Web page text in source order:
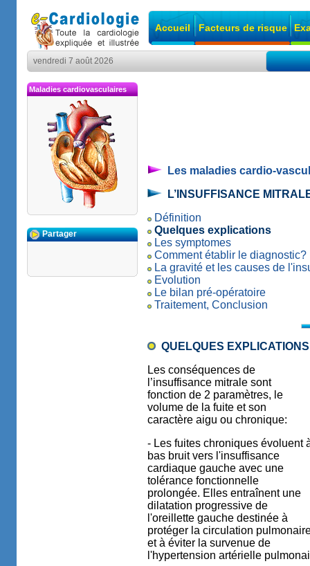
Accueil Facteurs de risque
vendredi 7 août 2026
Maladies cardiovasculaires
Partager
Les maladies cardio-
L’INSUFFISANCE
Définition
Quelques explications
Les symptomes
Comment établir le diagnostic?
La gravité et les causes de
Evolution
Le bilan pré-opératoire
Traitement, Conclusion
QUELQUES EXPLICATIONS
Les conséquences de
l’insuffisance mitrale sont
fonction de 2 paramètres, le
volume de la fuite et son
caractère aigu ou chronique:
- Les fuites chroniques évoluent
bas bruit vers l'insuffisance
cardiaque gauche avec une
tolérance fonctionnelle
prolongée. Elles entraînent une
dilatation progressive de
l'oreillette gauche destinée à
protéger la circulation
et à éviter la survenue de
l'hypertension artérielle